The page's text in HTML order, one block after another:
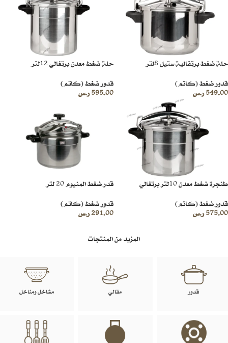
حلة ضغط برتقالية ستيل 8لتر
قدور ضغط (كاتم)
549.00ر.س
حلة ضغط معدن برتغالي 12لتر
قدور ضغط (كاتم)
595.00ر.س
طنجرة ضغط معدن 10لتر برتغالي
قدور ضغط (كاتم)
575.00ر.س
قدر ضغط المنيوم 20 لتر
قدور ضغط (كاتم)
291.00ر.س
المزيد من المنتجات
قدور مقالي مشاخل ومناخل